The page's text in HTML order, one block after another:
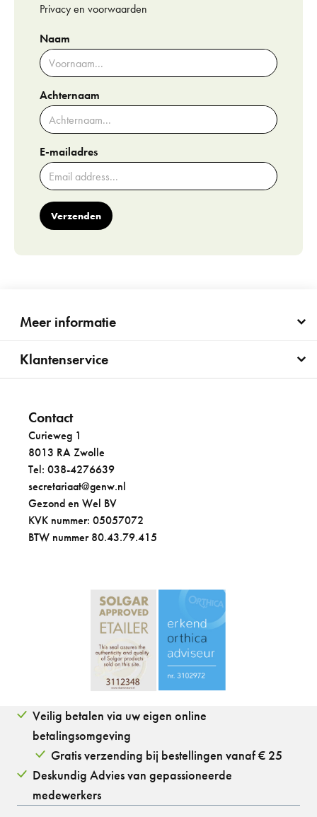
Privacy en voorwaarden
Naam
Achternaam
E-mailadres
Verzenden
Meer informatie
Klantenservice
Contact
Curieweg 1
8013 RA Zwolle
Tel: 038-4276639
secretariaat@genw.nl
Gezond en Wel BV
KVK nummer: 05057072
BTW nummer 80.43.79.415
Veilig betalen via uw eigen online
betalingsomgeving
Gratis verzending bij bestellingen vanaf € 25
Deskundig Advies van gepassioneerde
medewerkers